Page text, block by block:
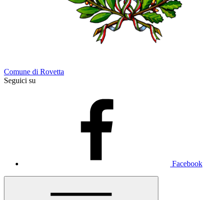
Comune di Rovetta
Seguici su
Facebook